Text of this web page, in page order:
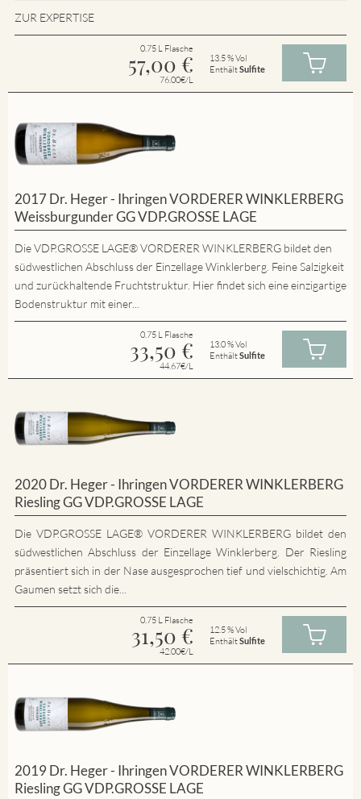
ZUR EXPERTISE
0.75 L Flasche
57,00 €
76.00€/L
13.5 % Vol
EnthältSulfite
2017 Dr. Heger - Ihringen VORDERER WINKLERBERG
Weissburgunder GG VDP.GROSSE LAGE
Die VDP.GROSSE LAGE® VORDERER WINKLERBERG bildet den
südwestlichen Abschluss der Einzellage Winklerberg. Feine Salzigkeit
und zurückhaltende Fruchtstruktur. Hier findet sich eine einzigartige
Bodenstruktur mit einer...
0.75 L Flasche
33,50 €
44.67€/L
13.0 % Vol
EnthältSulfite
2020 Dr. Heger - Ihringen VORDERER WINKLERBERG
Riesling GG VDP.GROSSE LAGE
Die VDP.GROSSE LAGE® VORDERER WINKLERBERG bildet den
südwestlichen Abschluss der Einzellage Winklerberg. Der Riesling
präsentiert sich in der Nase ausgesprochen tief und vielschichtig. Am
Gaumen setzt sich die...
0.75 L Flasche
31,50 €
42.00€/L
12.5 % Vol
EnthältSulfite
2019 Dr. Heger - Ihringen VORDERER WINKLERBERG
Riesling GG VDP.GROSSE LAGE